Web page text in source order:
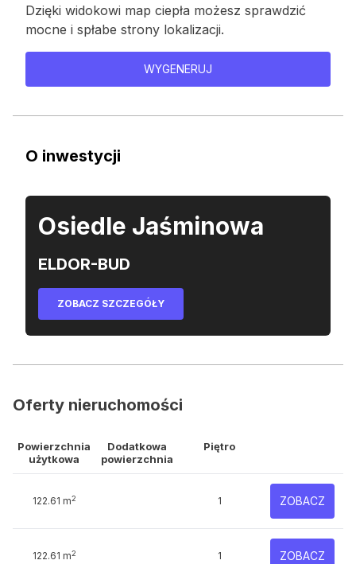
Dzięki widokowi map ciepła możesz sprawdzić
mocne i spłabe strony lokalizacji.
WYGENERUJ
O inwestycji
Osiedle Jaśminowa
ELDOR-BUD
ZOBACZ SZCZEGÓŁY
Oferty nieruchomości
Powierzchnia
użytkowa
Dodatkowa
powierzchnia
Piętro
122.61 m2 1 ZOBACZ
122.61 m2 1 ZOBACZ